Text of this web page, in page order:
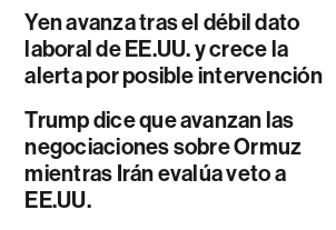
Yen avanza tras el débil dato
laboral de EE.UU. y crece la
alerta por posible intervención
Trump dice que avanzan las
negociaciones sobre Ormuz
mientras Irán evalúa veto a
EE.UU.